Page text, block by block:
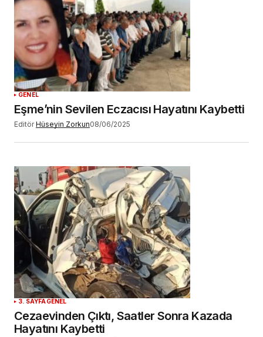
GENEL
Eşme’nin Sevilen Eczacısı Hayatını Kaybetti
Editör Hüseyin Zorkun08/06/2025
3. SAYFA GENEL
Cezaevinden Çıktı, Saatler Sonra Kazada
Hayatını Kaybetti